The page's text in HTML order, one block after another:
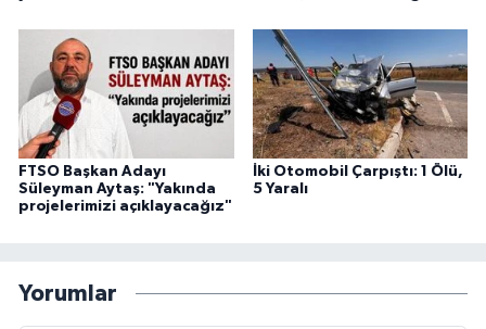
FTSO Başkan Adayı
Süleyman Aytaş: "Yakında
projelerimizi açıklayacağız"
İki Otomobil Çarpıştı: 1 Ölü,
5 Yaralı
Yorumlar